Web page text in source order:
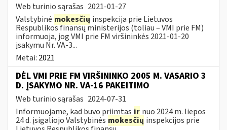
Web turinio sąrašas 2021-01-27
Valstybinė mokesčių inspekcija prie Lietuvos
Respublikos finansų ministerijos (toliau – VMI prie FM)
informuoja, jog VMI prie FM viršininkės 2021-01-20
įsakymu Nr. VA-3...
Metai: 2021
DĖL VMI PRIE FM VIRŠININKO 2005 M. VASARIO 3
D. ĮSAKYMO NR. VA-16 PAKEITIMO
Web turinio sąrašas 2024-07-31
Informuojame, kad buvo priimtas ir nuo 2024 m. liepos
24 d. įsigaliojo Valstybinės mokesčių inspekcijos prie